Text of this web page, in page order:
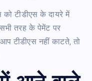
को टीडीएस के दायरे में
तरह के पेमेंट पर
टीडीएस नहीं काटते, तो